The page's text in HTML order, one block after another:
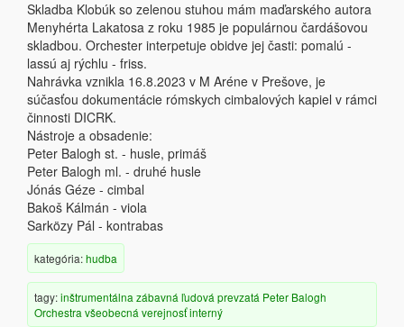
Skladba Klobúk so zelenou stuhou mám maďarského autora
Menyhérta Lakatosa z roku 1985 je populárnou čardášovou
skladbou. Orchester interpetuje obidve jej časti: pomalú -
lassú aj rýchlu - friss.
Nahrávka vznikla 16.8.2023 v M Aréne v Prešove, je
súčasťou dokumentácie rómskych cimbalových kapiel v rámci
činnosti DICRK.
Nástroje a obsadenie:
Peter Balogh st. - husle, primáš
Peter Balogh ml. - druhé husle
Jónás Géze - cimbal
Bakoš Kálmán - viola
Sarközy Pál - kontrabas
kategória:hudba
tagy:inštrumentálna zábavná ľudová prevzatá Peter Balogh
Orchestra všeobecná verejnosťinterný